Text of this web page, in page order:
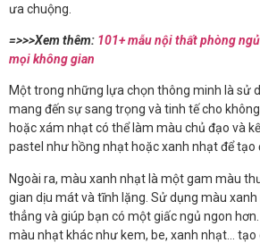
ưa chuộng.
=>>>Xem thêm: 101+ mẫu nội thất phòng
mọi không gian
Một trong những lựa chọn thông minh là sử
mang đến sự sang trọng và tinh tế cho
hoặc xám nhạt có thể làm màu chủ đạo và
pastel như hồng nhạt hoặc xanh nhạt để tạo
Ngoài ra, màu xanh nhạt là một gam màu
gian dịu mát và tĩnh lặng. Sử dụng màu
thẳng và giúp bạn có một giấc ngủ ngon
màu nhạt khác như kem, be, xanh nhạt… tạo